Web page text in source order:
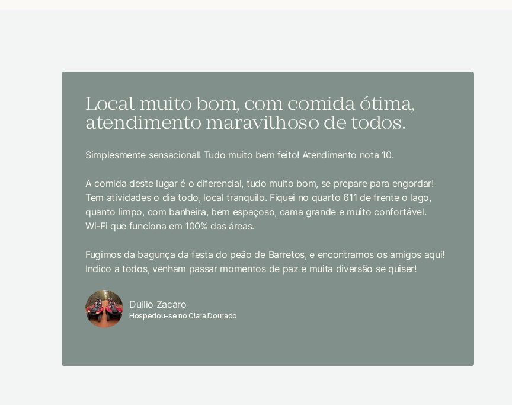
Local muito bom, com comida ótima,
atendimento maravilhoso de todos.
Simplesmente sensacional! Tudo muito bem feito! Atendimento nota 10.
A comida deste lugar é o diferencial, tudo muito bom, se prepare para engordar!
Tem atividades o dia todo, local tranquilo. Fiquei no quarto 611 de frente o lago,
quanto limpo, com banheira, bem espaçoso, cama grande e muito confortável.
Wi-Fi que funciona em 100% das áreas.
Fugimos da bagunça da festa do peão de Barretos, e encontramos os amigos aqui!
Indico a todos, venham passar momentos de paz e muita diversão se quiser!
Duilio Zacaro
Hospedou-se no Clara Dourado